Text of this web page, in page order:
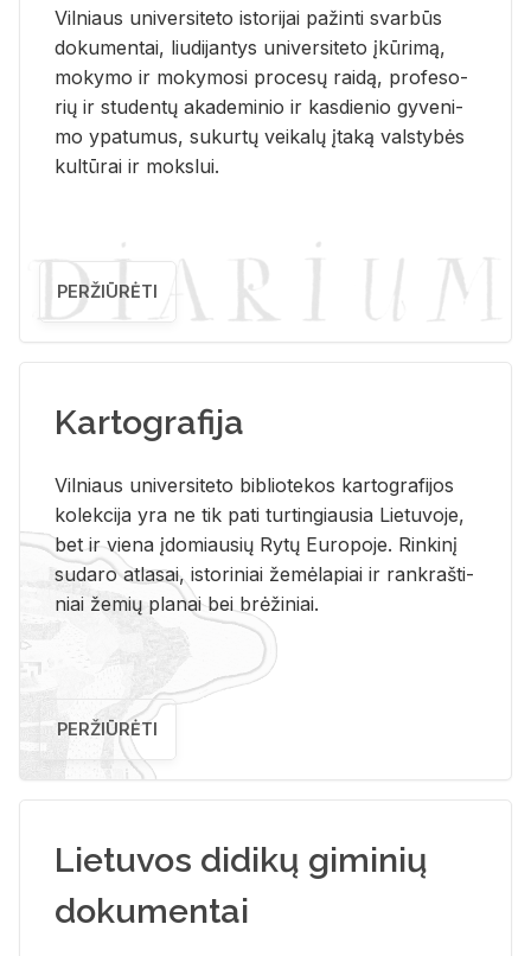
Vil­niaus uni­ver­si­te­to is­to­ri­jai pa­žin­ti svar­būs
do­ku­men­tai, liu­di­jan­tys uni­ver­si­te­to įkū­ri­mą,
mo­ky­mo ir mo­ky­mo­si pro­ce­sų rai­dą, pro­fe­so­
rių ir stu­den­tų aka­de­mi­nio ir kas­die­nio gy­ve­ni­
mo ypa­tu­mus, su­kur­tų vei­ka­lų įta­ką vals­ty­bės
kul­tū­rai ir moks­lui.
PERŽIŪRĖTI
Kartografija
Vil­niaus uni­ver­si­te­to bi­b­lio­te­kos kar­to­gra­fi­jos
ko­lek­ci­ja yra ne tik pati tur­tin­giau­sia Lie­tu­vo­je,
bet ir vie­na įdo­miau­sių Rytų Eu­ro­po­je. Rin­ki­nį
su­da­ro at­la­sai, is­to­ri­niai že­mė­la­piai ir rank­raš­ti­
niai že­mių pla­nai bei brė­ži­niai.
PERŽIŪRĖTI
Lietuvos didikų giminių
dokumentai